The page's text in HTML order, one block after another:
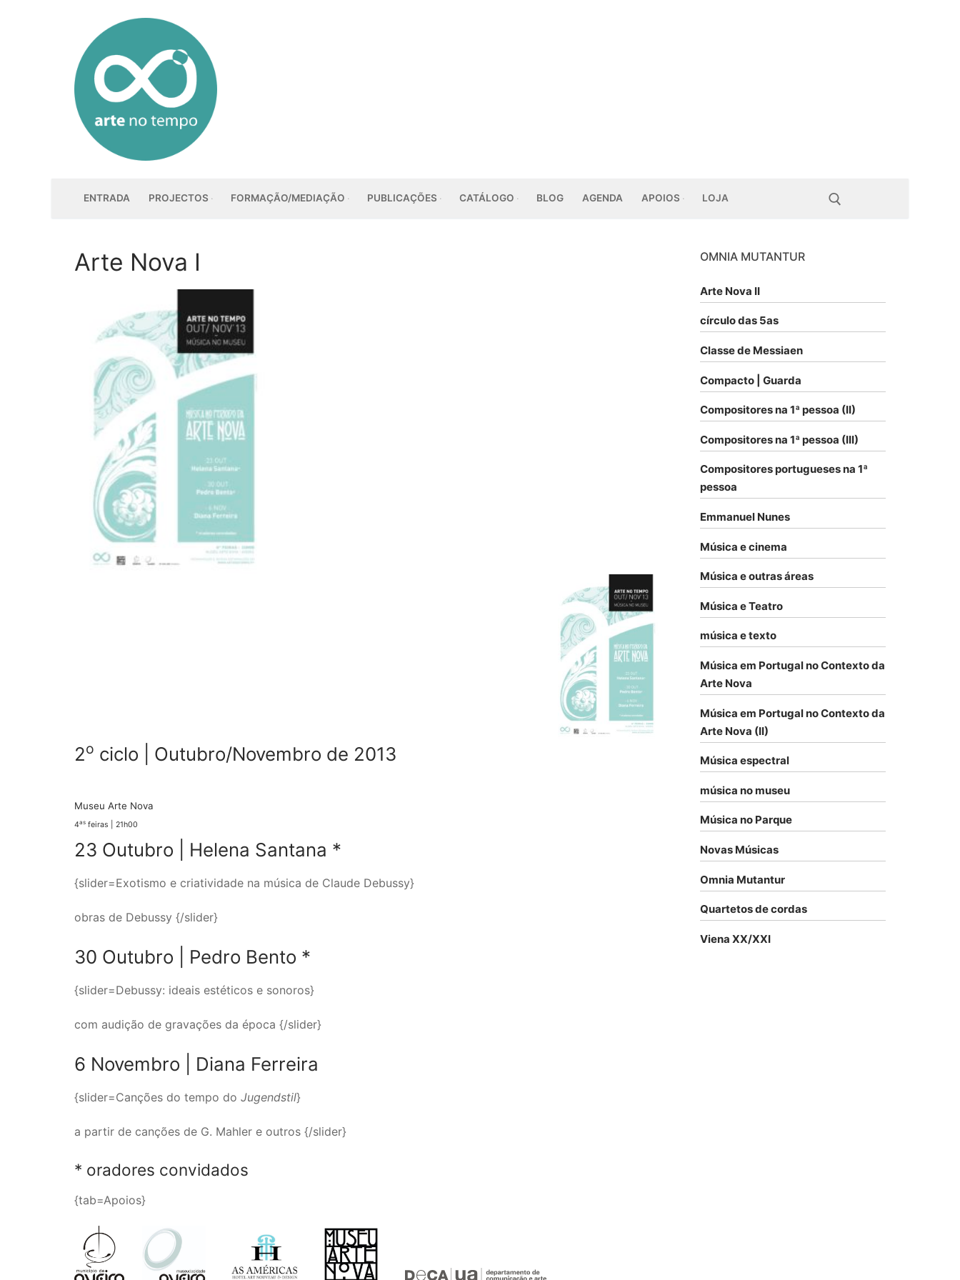
conteúdo
ENTRADA PROJECTOS FORMAÇÃO/MEDIAÇÃO PUBLICAÇÕES CATÁLOGO BLOG AGENDA APOIOS LOJA
Arte Nova I
2o ciclo | Outubro/Novembro de 2013
Museu Arte Nova
4as feiras | 21h00
23 Outubro | Helena Santana *
{slider=Exotismo e criatividade na música de Claude Debussy}
obras de Debussy {/slider}
30 Outubro | Pedro Bento *
{slider=Debussy: ideais estéticos e sonoros}
com audição de gravações da época {/slider}
6 Novembro | Diana Ferreira
{slider=Canções do tempo do Jugendstil}
a partir de canções de G. Mahler e outros {/slider}
* oradores convidados
{tab=Apoios}
OMNIA MUTANTUR
Arte Nova II
círculo das 5as
Classe de Messiaen
Compacto | Guarda
Compositores na 1ª pessoa (II)
Compositores na 1ª pessoa (III)
Compositores portugueses na 1ª
pessoa
Emmanuel Nunes
Música e cinema
Música e outras áreas
Música e Teatro
música e texto
Música em Portugal no Contexto da
Arte Nova
Música em Portugal no Contexto da
Arte Nova (II)
Música espectral
música no museu
Música no Parque
Novas Músicas
Omnia Mutantur
Quartetos de cordas
Viena XX/XXI